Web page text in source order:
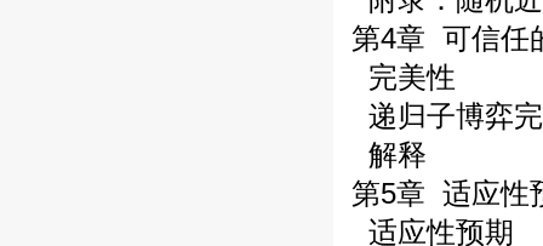
第4章 可信任
完美性
递归子博弈
解释
第5章 适应性
适应性预期